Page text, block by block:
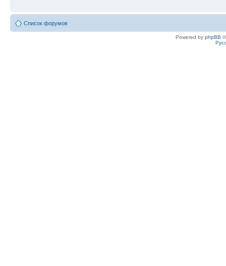
Список форумов
Powered by phpBB